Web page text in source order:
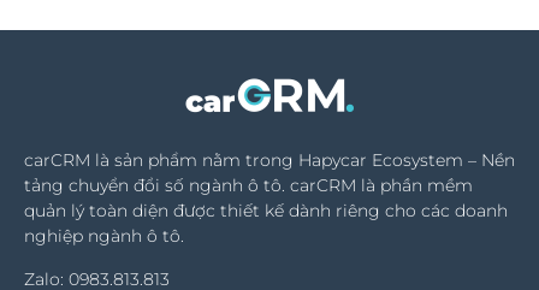
carCRM là sản phẩm nằm trong Hapycar Ecosystem – Nền
tảng chuyển đổi số ngành ô tô. carCRM là phần mềm
quản lý toàn diện được thiết kế dành riêng cho các doanh
nghiệp ngành ô tô.
Zalo: 0983.813.813